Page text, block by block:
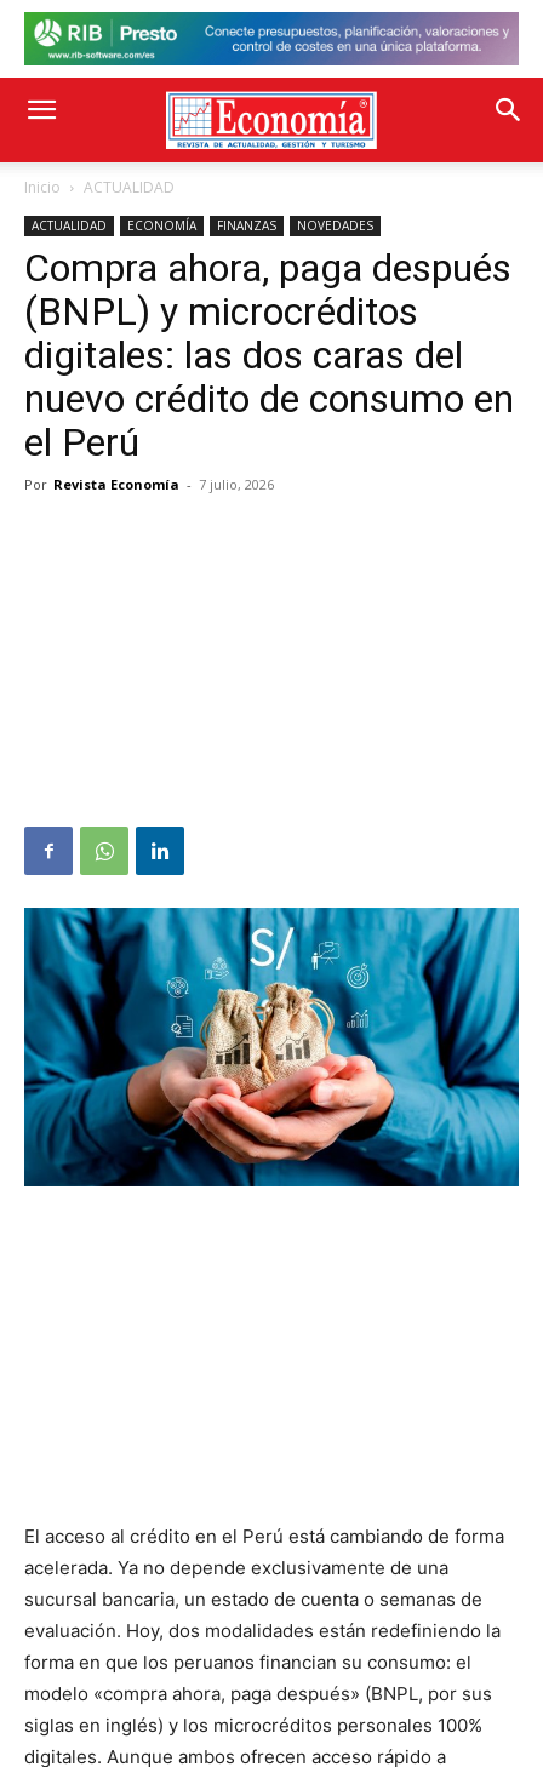
Inicio ACTUALIDAD
ACTUALIDAD ECONOMÍA FINANZAS NOVEDADES
Compra ahora, paga después
(BNPL) y microcréditos
digitales: las dos caras del
nuevo crédito de consumo en
el Perú
Por Revista Economía - 7 julio, 2026
El acceso al crédito en el Perú está cambiando de forma
acelerada. Ya no depende exclusivamente de una
sucursal bancaria, un estado de cuenta o semanas de
evaluación. Hoy, dos modalidades están redefiniendo la
forma en que los peruanos financian su consumo: el
modelo «compra ahora, paga después» (BNPL, por sus
siglas en inglés) y los microcréditos personales 100%
digitales. Aunque ambos ofrecen acceso rápido a